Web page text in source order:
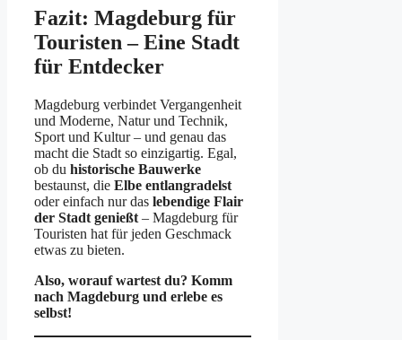
Fazit: Magdeburg für
Touristen – Eine Stadt
für Entdecker
Magdeburg verbindet Vergangenheit
und Moderne, Natur und Technik,
Sport und Kultur – und genau das
macht die Stadt so einzigartig. Egal,
ob du historische Bauwerke
bestaunst, die Elbe entlangradelst
oder einfach nur das lebendige Flair
der Stadt genießt – Magdeburg für
Touristen hat für jeden Geschmack
etwas zu bieten.
Also, worauf wartest du? Komm
nach Magdeburg und erlebe es
selbst!